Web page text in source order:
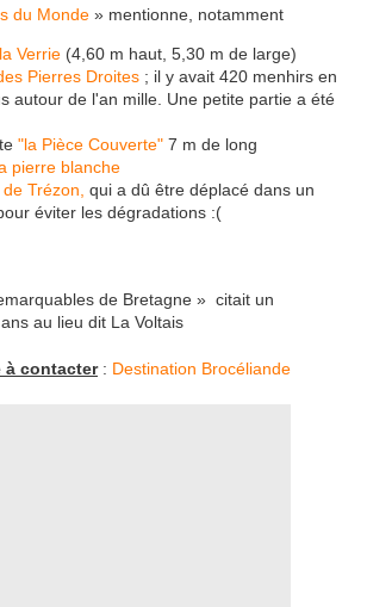
du Monde » mentionne, notamment
Verrie (4,60 m haut, 5,30 m de large)
Pierres Droites ; il y avait 420 menhirs en
autour de l'an mille. Une petite partie a été
"la Pièce Couverte" 7 m de long
pierre blanche
Trézon, qui a dû être déplacé dans un
éviter les dégradations :(
de Bretagne » citait un
au lieu dit La Voltais
à contacter: Destination Brocéliande